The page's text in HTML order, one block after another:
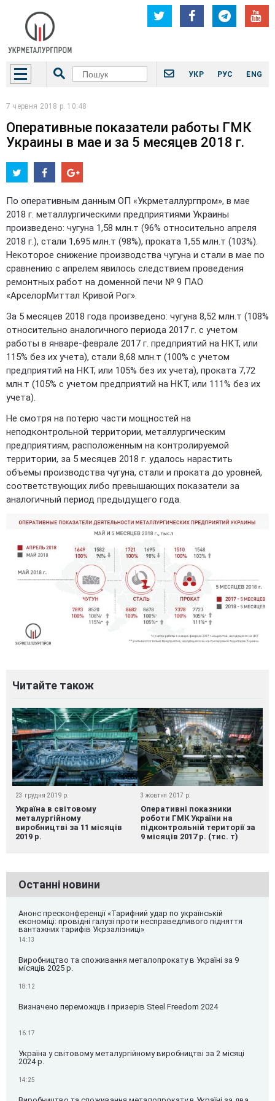
УКР РУС ENG
7 червня 2018 р. 10:48
Оперативные показатели работы ГМК
Украины в мае и за 5 месяцев 2018 г.
По оперативным данным ОП «Укрметаллургпром», в мае
2018 г. металлургическими предприятиями Украины
произведено: чугуна 1,58 млн.т (96% относительно апреля
2018 г.), стали 1,695 млн.т (98%), проката 1,55 млн.т (103%).
Некоторое снижение производства чугуна и стали в мае по
сравнению с апрелем явилось следствием проведения
ремонтных работ на доменной печи № 9 ПАО
«АрселорМиттал Кривой Рог».
За 5 месяцев 2018 года произведено: чугуна 8,52 млн.т (108%
относительно аналогичного периода 2017 г. с учетом
работы в январе-феврале 2017 г. предприятий на НКТ, или
115% без их учета), стали 8,68 млн.т (100% с учетом
предприятий на НКТ, или 105% без их учета), проката 7,72
млн.т (105% с учетом предприятий на НКТ, или 111% без их
учета).
Не смотря на потерю части мощностей на
неподконтрольной территории, металлургическим
предприятиям, расположенным на контролируемой
территории, за 5 месяцев 2018 г. удалось нарастить
объемы производства чугуна, стали и проката до уровней,
соответствующих либо превышающих показатели за
аналогичный период предыдущего года.
Читайте також
23 грудня 2019 р.
Україна в світовому
металургійному
виробництві за 11 місяців
2019 р.
3 жовтня 2017 р.
Оперативні показники
роботи ГМК України на
підконтрольній території за
9 місяців 2017 р. (тис. т)
Останні новини
Анонс пресконференції «Тарифний удар по українській
економіці: провідні галузі проти несправедливого підняття
вантажних тарифів Укрзалізниці»
14:13
Виробництво та споживання металопрокату в Україні за 9
місяців 2025 р.
18:12
Визначено переможців і призерів Steel Freedom 2024
16:17
Україна у світовому металургійному виробництві за 2 місяці
2024 р.
14:25